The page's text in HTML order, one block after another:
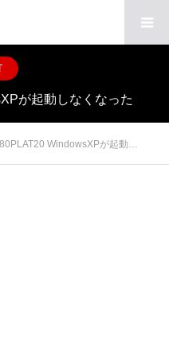
が起動しなくなった
WindowsXPが起動…